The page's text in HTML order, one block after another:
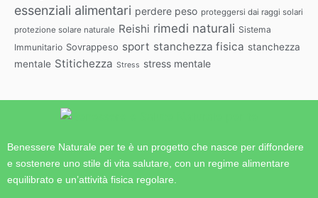
essenziali alimentari perdere peso proteggersi dai raggi solari
protezione solare naturale Reishi rimedi naturali Sistema
Immunitario Sovrappeso sport stanchezza fisica stanchezza
mentale Stitichezza Stress stress mentale
Benessere Naturale per te è un progetto che nasce per diffondere
e sostenere uno stile di vita salutare, con un regime alimentare
equilibrato e un’attività fisica regolare.